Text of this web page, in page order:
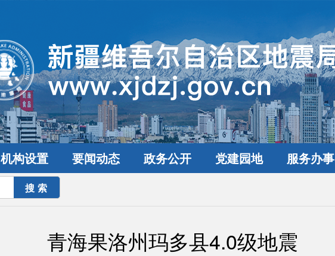
机构设置 要闻动态 政务公开 党建园地 服务办事
全球震讯
青海果洛州玛多县4.0级地震